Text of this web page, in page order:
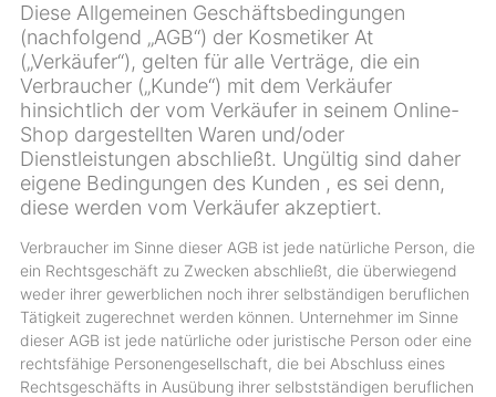
Diese Allgemeinen Geschäftsbedingungen
(nachfolgend „AGB“) der Kosmetiker At
(„Verkäufer“), gelten für alle Verträge, die ein
Verbraucher („Kunde“) mit dem Verkäufer
hinsichtlich der vom Verkäufer in seinem Online-
Shop dargestellten Waren und/oder
Dienstleistungen abschließt. Ungültig sind daher
eigene Bedingungen des Kunden , es sei denn,
diese werden vom Verkäufer akzeptiert.
Verbraucher im Sinne dieser AGB ist jede natürliche Person, die
ein Rechtsgeschäft zu Zwecken abschließt, die überwiegend
weder ihrer gewerblichen noch ihrer selbständigen beruflichen
Tätigkeit zugerechnet werden können. Unternehmer im Sinne
dieser AGB ist jede natürliche oder juristische Person oder eine
rechtsfähige Personengesellschaft, die bei Abschluss eines
Rechtsgeschäfts in Ausübung ihrer selbstständigen beruflichen